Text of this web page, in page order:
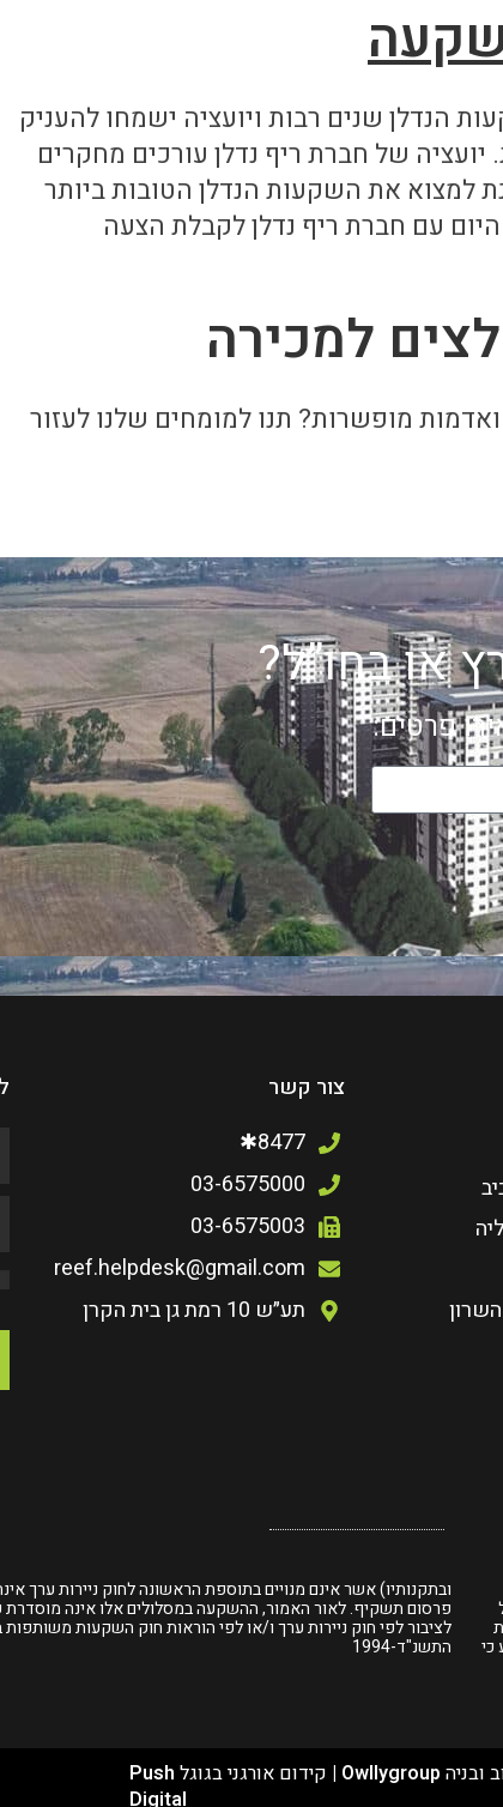
הנדלן שנים רבות ויועציה ישמחו להעניק
של חברת ריף נדלן עורכים מחקרים
למצוא את השקעות הנדלן הטובות ביותר
עם חברת ריף נדלן לקבלת הצעה
למכירה
ואדמות מופשרות? תנו למומחים שלנו לעזור
או בחו”ל?
צור קשר
8477✱
03-6575000
03-6575003
reef.helpdesk@gmail.com
תע״ש 10 רמת גן בית הקרן
כי
ובתקנותיו) אשר אינם מנויים בתוספת הראשונה לחוק ניירות ערך
פרסום תשקיף. לאור האמור, ההשקעה במסלולים אלו אינה
לציבור לפי חוק ניירות ערך ו/או לפי הוראות חוק השקעות משותפות
התשנ"ד-1994
ובניה Owllygroup
| קידום אורגני בגוגל Push
Digital